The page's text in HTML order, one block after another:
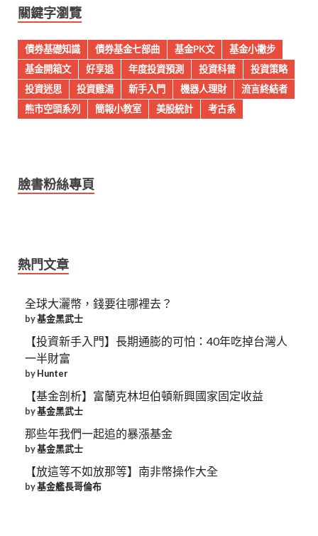
關鍵字瀏覽
債券基礎知識 債券基金七部曲 基金PK文
基金小撇步
基金開箱文
好享退 年度投資預測 投資科普
投資策略
投資迷思
投資雞湯 新手入門 機器人理財
流言終結者
熊市空頭系列
簡報小教室 美股統計 考古系
臉書粉絲專頁
熱門文章
全球大灑幣，錢要往哪裡去？
by基金黑武士
【投資新手入門】長期通膨的可怕：40年吃掉台灣人
一半財富
byHunter
【基金剖析】富蘭克林坦伯頓新興國家固定收益
by基金黑武士
那些年我們一起追的暴漲基金
by基金黑武士
【放這等不如放那等】南非幣操作大全
by基金艦長哥倫布